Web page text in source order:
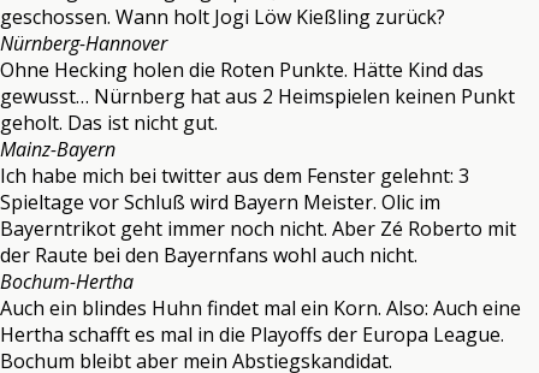
geschossen. Wann holt Jogi Löw Kießling zurück?
Nürnberg-Hannover
Ohne Hecking holen die Roten Punkte. Hätte Kind das
gewusst… Nürnberg hat aus 2 Heimspielen keinen Punkt
geholt. Das ist nicht gut.
Mainz-Bayern
Ich habe mich bei twitter aus dem Fenster gelehnt: 3
Spieltage vor Schluß wird Bayern Meister. Olic im
Bayerntrikot geht immer noch nicht. Aber Zé Roberto mit
der Raute bei den Bayernfans wohl auch nicht.
Bochum-Hertha
Auch ein blindes Huhn findet mal ein Korn. Also: Auch eine
Hertha schafft es mal in die Playoffs der Europa League.
Bochum bleibt aber mein Abstiegskandidat.